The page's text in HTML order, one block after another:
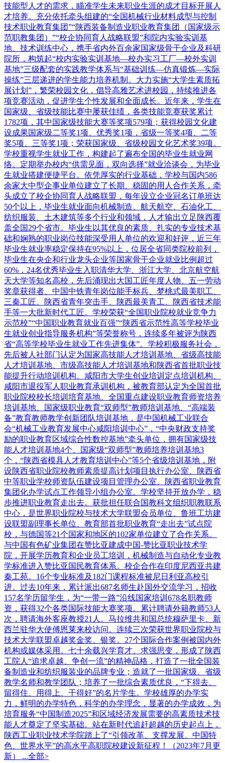
技能型人才的需求，瞄准学生未来职业生涯的成才目标开展人
才培养。充分依托牵头组建的“全国机械行业材料成型与控制
技术职业教育集团”“陕西装备制造业职业教育集团（国家级示
范职教集团）”“校企协同育人战略联盟”和院内实验实训基
地、技术训练中心，携手省内外百余家国家级骨干企业及科研
院所，构筑起“校内实验实训基地—校办实习工厂—校外实训
基地”三级配套的实践教学体系与“基础训练—仿真锻炼—实际
操练”三层递进的学生能力培养机制。大力实施“大学生素质拓
展计划”，繁荣校园文化，倡导高雅艺术进校园，持续推进各
项竞赛活动，促进学生个性发展和全面成长。近年来，学生在
国家级、省级技能比赛中屡获佳绩，各类技能竞赛获奖累计
1782项，其中国家级技能大赛等奖项579项；获得校园文化建
设成果国家级二等奖1项、优秀奖1项，省级一等奖4项、二等
奖5项、三等奖1项；荣获国家级、省级校园文化艺术奖39项。
学校重视学生就业工作，构建起了遍布全国的毕业生就业网
络。定期举办校内“供需见面，双向选择”就业洽谈会，为毕业
生就业搭建便捷平台。依凭厚实的行业基础，学校与国内586
余家大中型企事业单位建立了长期、稳固的用人合作关系，牵
头成立了校企协同育人战略联盟，每年设立企业冠名订单班达
50个以上，毕业生就业面向机械制造、航天航空、石油化工、
纺织服装、土木建筑等多个行业和领域，人才输出立足陕西覆
盖全国29个省市。毕业生以其优良的素质、扎实的专业技术基
础和娴熟的职业岗位技能深受用人单位的欢迎和好评，近三年
毕业生就业率稳定保持在95%以上，位居全省同类院校前列，
毕业生在央企和行业龙头企业等国家骨干企业就业比例超过
60%，24名优秀毕业生入职清华大学、浙江大学、北京航空航
天大学等知名高校，先后涌现出大国工匠年度人物、五一劳动
奖章获得者、中国中铁青年岗位能手标兵、梦桃式最美职工、
三秦工匠、陕西省青年突击手、陕西最美青工、陕西省技术能
手等一大批新时代工匠。学校荣获“全国职业院校就业竞争力
示范校”“中国职业教育就业百强”“陕西省示范性高等学校毕业
生就业创业指导服务机构”等荣誉称号，连续多年被评为陕西
省“高等学校毕业生就业工作先进集体”。学校积极服务社会，
先后被人社部门认定为国家高技能人才培训基地、省级高技能
人才培训基地、市级高技能人才培训基地和陕西省首批职业技
能提升行动培训机构、咸阳市大学生创业培训定点培训机构、
咸阳市退役军人职业教育承训机构，被教育部认定为全国首批
职业院校校长培训培育基地、全国重点建设职业教育师资培养
培训基地、国家级职业教育“双师型”教师培训基地、“高端装
备”教育教师教学创新团队培训基地，是中国机械工业联合
会“机械工业教育发展中心咸阳培训中心”，“中央财政支持奖
励的职业教育区域综合性数控基地”牵头单位，拥有国家级技
能人才培训基地4个、国家级“双师型”教师培养培训基地3
个，“陕西省模具人才教育培训中心”等5个省级培训基地，附
设陕西省职业院校教师素质提高计划项目执行办公室、陕西省
中等职业学校师资队伍建设项目管理办公室、陕西省职业教育
集团化办学试点工作领导小组办公室。学校坚持开放办学，稳
步推进职业教育走出去。获批担任联合国教科文组织职教联系
中心，是世界职业院校与技术大学联盟会员单位、鲁班工坊建
设联盟副理事长单位、教育部首批职业教育“走出去”试点院
校，与德国等21个国家和地区的102家单位建立了合作关系。
与中国有色矿业集团在赞比亚建成中国-赞比亚职业技术学
院，开展学历教育和企业员工培训，机械制造与自动化专业教
学标准进入赞比亚国民教育体系。校企合作在印度尼西亚共建
秦工苑。16个专业标准及182门课程标准被尼日利亚高校引
进。过去10年来，累计派出687名师生赴国外交流学习，招收
157名学历留学生，为“一带一路”沿线国家培训678名职教师
资，获得32个各类国际技能大赛奖项。累计聘请外籍教师53人
次，聘请海外客座教授21人。马拉维共和国总统穆萨里卡、新
西兰驻华大使傅恩莱来校访问。连续三次荣获世界职业院校与
技术大学联盟卓越奖金奖、银奖。27个国际合作案例被国内外
机构或媒体采用。七十余载兴学育才、求强思变，形成了陕西
工院人“追求卓越、争创一流”的精神品格，打造了一批全国装
备制造业和纺织服装业的品牌专业；造就了一批国家级、省级
教学名师和教学团队；培养了一批综合素质优良，“下得去、
留得住、用得上、干得好”的名片学生。学校雄厚的办学实
力，鲜明的办学特色，科学的办学理念，显著的办学成效，为
培育服务“中国制造2025”和区域经济发展需要的高素质技术技
能人才奠定了坚实基础。站在新时代追赶超越的历史起点上，
陕西工业职业技术学院踏上了“引领改革、支撑发展、中国特
色、世界水平”的高水平高职院校建设新征程！（2023年7月更
新） ...全部>